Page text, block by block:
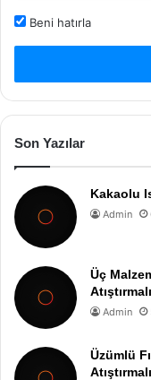
Beni hatırla
Son Yazılar
Kakaolu
Admin
Üç
Admin
Üzümlü